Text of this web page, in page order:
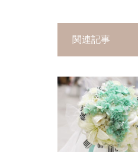
関連記事